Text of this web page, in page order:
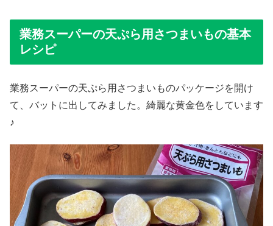
業務スーパーの天ぷら用さつまいもの基本
レシピ
業務スーパーの天ぷら用さつまいものパッケージを開け
て、バットに出してみました。綺麗な黄金色をしています
♪